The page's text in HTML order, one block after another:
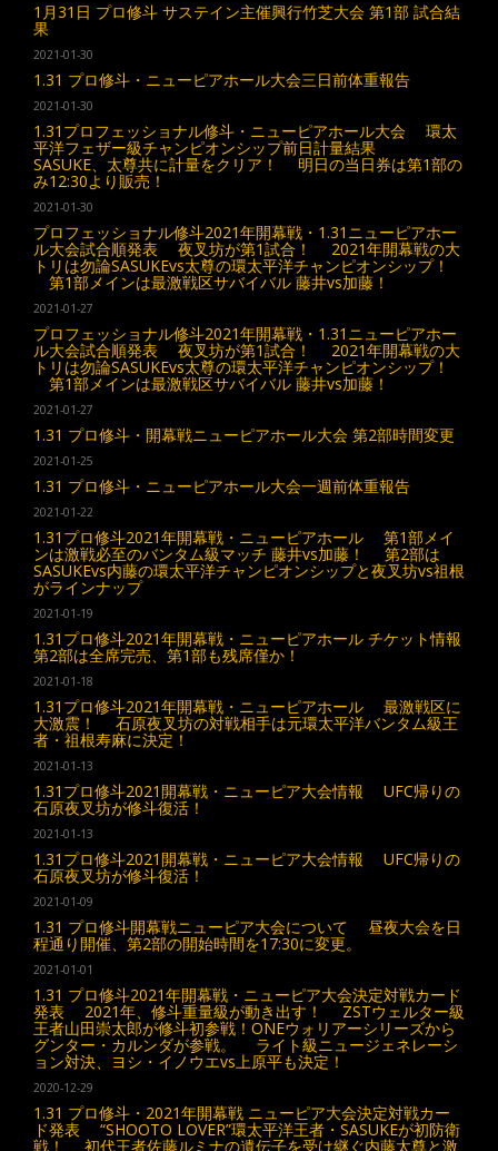
1月31日 プロ修斗 サステイン主催興行竹芝大会 第1部 試合結
果
2021-01-30
1.31 プロ修斗・ニューピアホール大会三日前体重報告
2021-01-30
1.31プロフェッショナル修斗・ニューピアホール大会 環太
平洋フェザー級チャンピオンシップ前日計量結果
SASUKE、太尊共に計量をクリア！ 明日の当日券は第1部の
み12:30より販売！
2021-01-30
プロフェッショナル修斗2021年開幕戦・1.31ニューピアホー
ル大会試合順発表 夜叉坊が第1試合！ 2021年開幕戦の大
トリは勿論SASUKEvs太尊の環太平洋チャンピオンシップ！
第1部メインは最激戦区サバイバル 藤井vs加藤！
2021-01-27
プロフェッショナル修斗2021年開幕戦・1.31ニューピアホー
ル大会試合順発表 夜叉坊が第1試合！ 2021年開幕戦の大
トリは勿論SASUKEvs太尊の環太平洋チャンピオンシップ！
第1部メインは最激戦区サバイバル 藤井vs加藤！
2021-01-27
1.31 プロ修斗・開幕戦ニューピアホール大会 第2部時間変更
2021-01-25
1.31 プロ修斗・ニューピアホール大会一週前体重報告
2021-01-22
1.31プロ修斗2021年開幕戦・ニューピアホール 第1部メイ
ンは激戦必至のバンタム級マッチ 藤井vs加藤！ 第2部は
SASUKEvs内藤の環太平洋チャンピオンシップと夜叉坊vs祖根
がラインナップ
2021-01-19
1.31プロ修斗2021年開幕戦・ニューピアホール チケット情報
第2部は全席完売、第1部も残席僅か！
2021-01-18
1.31プロ修斗2021年開幕戦・ニューピアホール 最激戦区に
大激震！ 石原夜叉坊の対戦相手は元環太平洋バンタム級王
者・祖根寿麻に決定！
2021-01-13
1.31プロ修斗2021開幕戦・ニューピア大会情報 UFC帰りの
石原夜叉坊が修斗復活！
2021-01-13
1.31プロ修斗2021開幕戦・ニューピア大会情報 UFC帰りの
石原夜叉坊が修斗復活！
2021-01-09
1.31 プロ修斗開幕戦ニューピア大会について 昼夜大会を日
程通り開催、第2部の開始時間を17:30に変更。
2021-01-01
1.31 プロ修斗2021年開幕戦・ニューピア大会決定対戦カード
発表 2021年、修斗重量級が動き出す！ ZSTウェルター級
王者山田崇太郎が修斗初参戦！ONEウォリアーシリーズから
グンター・カルンダが参戦。 ライト級ニュージェネレーシ
ョン対決、ヨシ・イノウエvs上原平も決定！
2020-12-29
1.31 プロ修斗・2021年開幕戦 ニューピア大会決定対戦カー
ド発表 “SHOOTO LOVER”環太平洋王者・SASUKEが初防衛
戦！ 初代王者佐藤ルミナの遺伝子を受け継ぐ内藤太尊と激